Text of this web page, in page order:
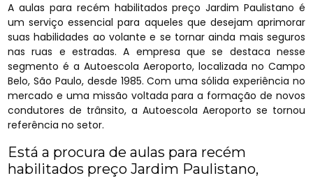
A aulas para recém habilitados preço Jardim Paulistano é
um serviço essencial para aqueles que desejam aprimorar
suas habilidades ao volante e se tornar ainda mais seguros
nas ruas e estradas. A empresa que se destaca nesse
segmento é a Autoescola Aeroporto, localizada no Campo
Belo, São Paulo, desde 1985. Com uma sólida experiência no
mercado e uma missão voltada para a formação de novos
condutores de trânsito, a Autoescola Aeroporto se tornou
referência no setor.
Está a procura de aulas para recém
habilitados preço Jardim Paulistano,